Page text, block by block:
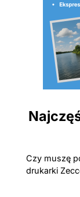
Czy muszę
drukarki